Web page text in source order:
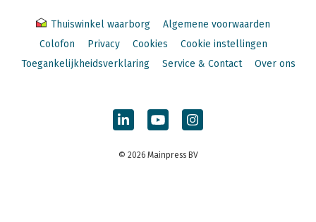
Thuiswinkel waarborg
Algemene voorwaarden
Colofon
Privacy Cookies
Cookie instellingen
Toegankelijkheidsverklaring
Service & Contact Over ons
© 2026 Mainpress BV